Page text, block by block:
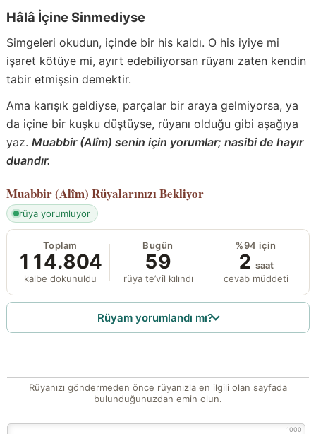
Hâlâ İçine Sinmediyse
Simgeleri okudun, içinde bir his kaldı. O his iyiye mi
işaret kötüye mi, ayırt edebiliyorsan rüyanı zaten kendin
tabir etmişsin demektir.
Ama karışık geldiyse, parçalar bir araya gelmiyorsa, ya
da içine bir kuşku düştüyse, rüyanı olduğu gibi aşağıya
yaz. Muabbir (Alîm) senin için yorumlar; nasibi de hayır
duandır.
Muabbir (Alîm) Rüyalarınızı Bekliyor
rüya yorumluyor
Toplam
114.804
kalbe dokunuldu
Bugün
59
rüya te’vîl kılındı
%94 için
2 saat
cevab müddeti
Rüyam yorumlandı mı?
Rüyanızı göndermeden önce rüyanızla en ilgili olan sayfada
bulunduğunuzdan emin olun.
1000